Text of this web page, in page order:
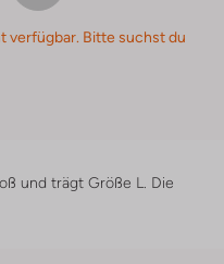
verfügbar. Bitte suchst du
und trägt Größe L. Die